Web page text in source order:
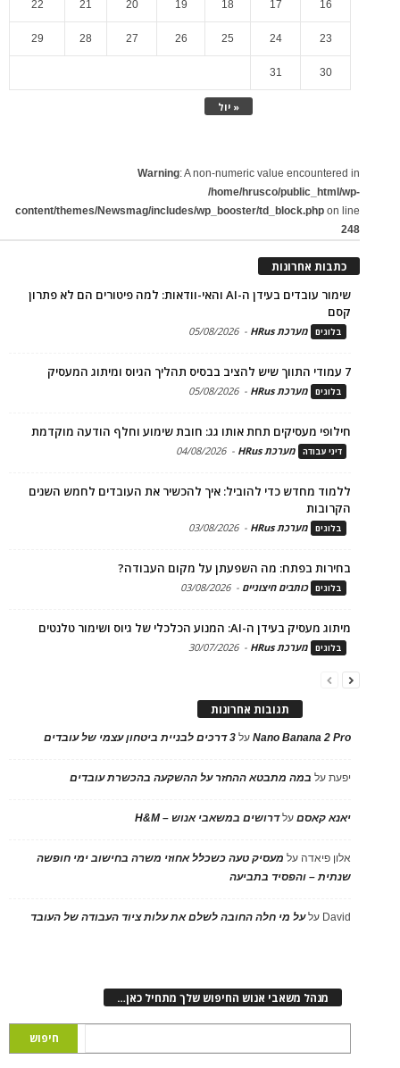
« יול
16
17
18
19
20
21
22
23
24
25
26
27
28
29
30
31
Warning: A non-numeric value encountered in
/home/hrusco/public_html/wp-
content/themes/Newsmag/includes/wp_booster/td_block.php on line
248
כתבות אחרונות
שימור עובדים בעידן ה-AI והאי-וודאות: למה פיטורים הם לא פתרון
קסם
בלוגים מערכת HRus -
05/08/2026
7 עמודי התווך שיש להציב בבסיס תהליך הגיוס ומיתוג המעסיק
בלוגים מערכת HRus -
05/08/2026
חילופי מעסיקים תחת אותו גג: חובת שימוע וחלף הודעה מוקדמת
דיני עבודה מערכת HRus -
04/08/2026
ללמוד מחדש כדי להוביל: איך להכשיר את העובדים לחמש השנים
הקרובות
בלוגים מערכת HRus -
03/08/2026
בחירות בפתח: מה השפעתן על מקום העבודה?
בלוגים כותבים חיצוניים -
03/08/2026
מיתוג מעסיק בעידן ה-AI: המנוע הכלכלי של גיוס ושימור טלנטים
בלוגים מערכת HRus -
30/07/2026
תגובות אחרונות
Nano Banana 2 Proעל 3 דרכים לבניית ביטחון עצמי של עובדים
יפעתעל במה מתבטא ההחזר על ההשקעה בהכשרת עובדים
יאנא קאסםעלדרושים במשאבי אנוש – H&M
אלון פיאדה על מעסיק טעה כשכלל אחוזי משרה בחישוב ימי חופשה
שנתית – והפסיד בתביעה
David עלעל מי חלה החובה לשלם את עלות ציוד העבודה של העובד
מנהל משאבי אנוש החיפוש שלך מתחיל כאן…